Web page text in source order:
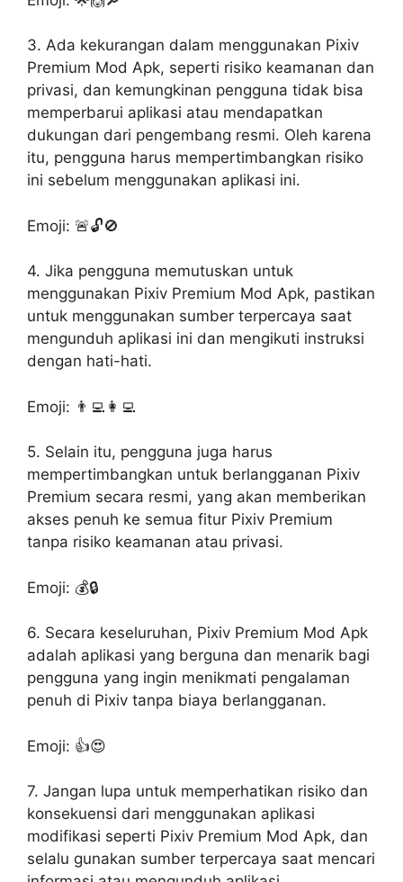
3. Ada kekurangan dalam menggunakan Pixiv
Premium Mod Apk, seperti risiko keamanan dan
privasi, dan kemungkinan pengguna tidak bisa
memperbarui aplikasi atau mendapatkan
dukungan dari pengembang resmi. Oleh karena
itu, pengguna harus mempertimbangkan risiko
ini sebelum menggunakan aplikasi ini.
Emoji: 🚨🔓🚫
4. Jika pengguna memutuskan untuk
menggunakan Pixiv Premium Mod Apk, pastikan
untuk menggunakan sumber terpercaya saat
mengunduh aplikasi ini dan mengikuti instruksi
dengan hati-hati.
Emoji: 👨‍💻👩‍💻
5. Selain itu, pengguna juga harus
mempertimbangkan untuk berlangganan Pixiv
Premium secara resmi, yang akan memberikan
akses penuh ke semua fitur Pixiv Premium
tanpa risiko keamanan atau privasi.
Emoji: 💰🔒
6. Secara keseluruhan, Pixiv Premium Mod Apk
adalah aplikasi yang berguna dan menarik bagi
pengguna yang ingin menikmati pengalaman
penuh di Pixiv tanpa biaya berlangganan.
Emoji: 👍😍
7. Jangan lupa untuk memperhatikan risiko dan
konsekuensi dari menggunakan aplikasi
modifikasi seperti Pixiv Premium Mod Apk, dan
selalu gunakan sumber terpercaya saat mencari